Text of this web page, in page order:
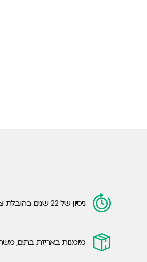
ניסיון של 22 שנים בהובלת ציוד לאחסנה
מיומנות באריזת בתים,